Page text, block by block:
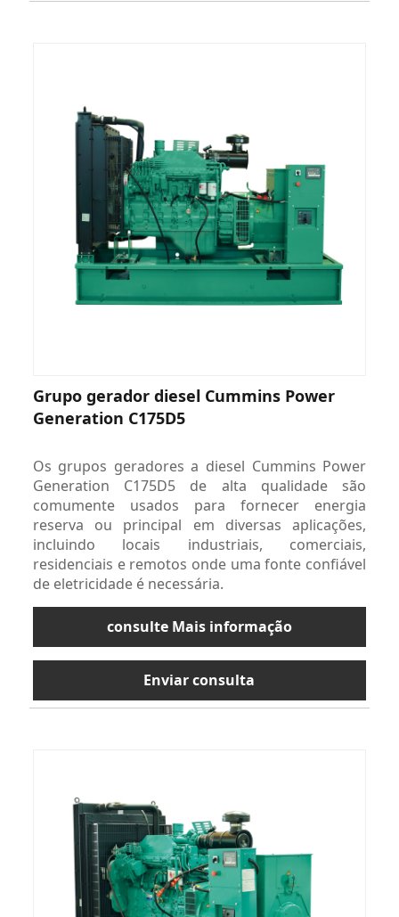
Grupo gerador diesel Cummins Power
Generation C175D5
Os grupos geradores a diesel Cummins Power
Generation C175D5 de alta qualidade são
comumente usados ​​para fornecer energia
reserva ou principal em diversas aplicações,
incluindo locais industriais, comerciais,
residenciais e remotos onde uma fonte confiável
de eletricidade é necessária.
consulte Mais informação
Enviar consulta